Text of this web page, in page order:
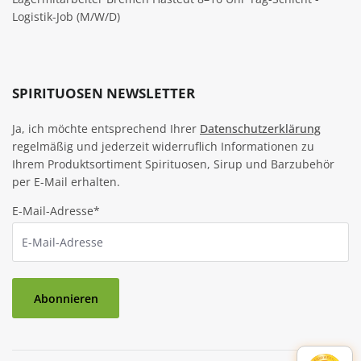
Logistik-Job (M/W/D)
SPIRITUOSEN NEWSLETTER
Ja, ich möchte entsprechend Ihrer Datenschutzerklärung
regelmäßig und jederzeit widerruflich Informationen zu
Ihrem Produktsortiment Spirituosen, Sirup und Barzubehör
per E-Mail erhalten.
E-Mail-Adresse*
Abonnieren